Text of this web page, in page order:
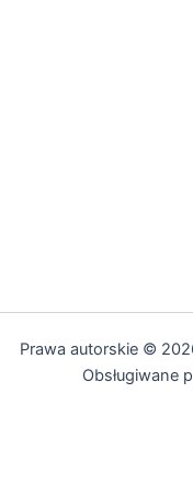
Prawa autorskie ©
Obsługiwane